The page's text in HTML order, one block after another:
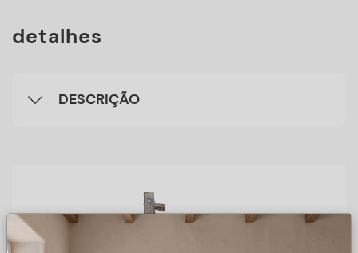
detalhes
DESCRIÇÃO